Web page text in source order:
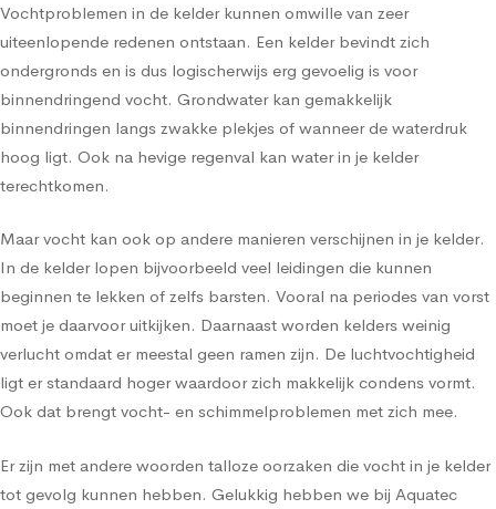
Vochtproblemen in de kelder kunnen omwille van zeer
uiteenlopende redenen ontstaan. Een kelder bevindt zich
ondergronds en is dus logischerwijs erg gevoelig is voor
binnendringend vocht. Grondwater kan gemakkelijk
binnendringen langs zwakke plekjes of wanneer de waterdruk
hoog ligt. Ook na hevige regenval kan water in je kelder
terechtkomen.
Maar vocht kan ook op andere manieren verschijnen in je kelder.
In de kelder lopen bijvoorbeeld veel leidingen die kunnen
beginnen te lekken of zelfs barsten. Vooral na periodes van vorst
moet je daarvoor uitkijken. Daarnaast worden kelders weinig
verlucht omdat er meestal geen ramen zijn. De luchtvochtigheid
ligt er standaard hoger waardoor zich makkelijk condens vormt.
Ook dat brengt vocht- en schimmelproblemen met zich mee.
Er zijn met andere woorden talloze oorzaken die vocht in je kelder
tot gevolg kunnen hebben. Gelukkig hebben we bij Aquatec